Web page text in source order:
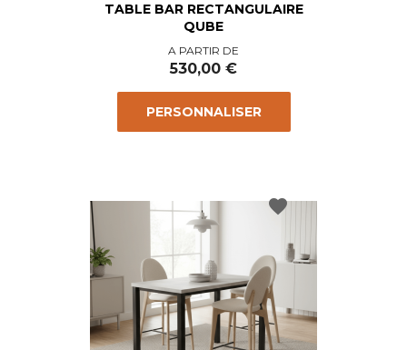
TABLE BAR RECTANGULAIRE
QUBE
Prix
A PARTIR DE
530,00 €
PERSONNALISER
favorite